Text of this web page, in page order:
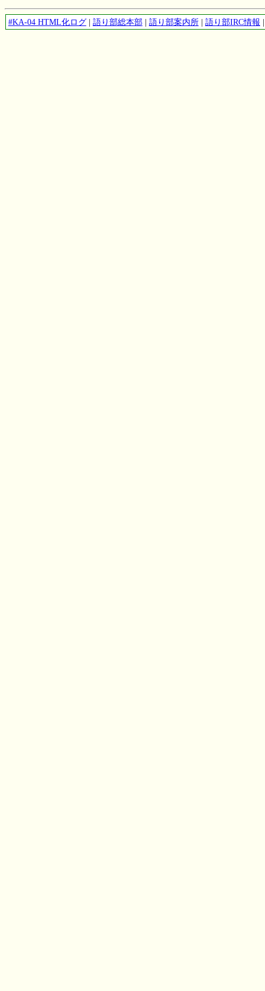
#KA-04 HTML化ログ| 語り部総本部| 語り部案内所| 語り部IRC情報